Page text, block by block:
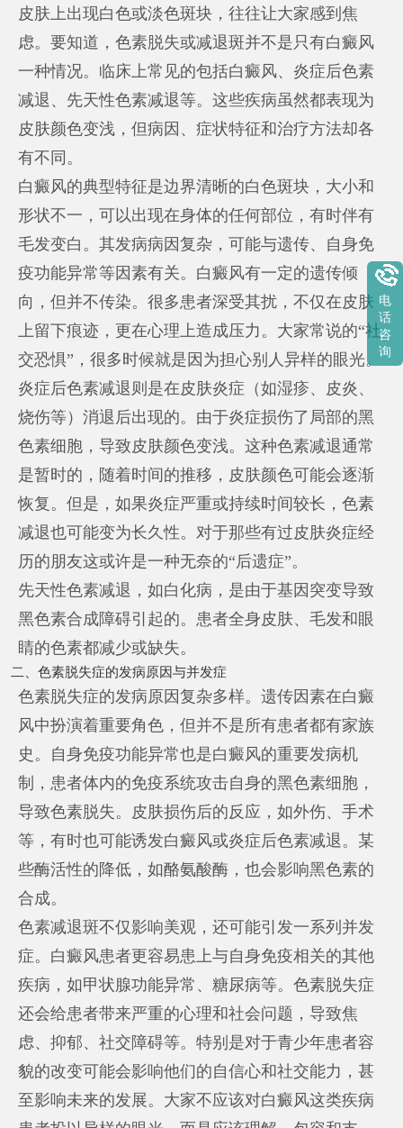
皮肤上出现白色或淡色斑块，往往让大家感到焦
虑。要知道，色素脱失或减退斑并不是只有白癜风
一种情况。临床上常见的包括白癜风、炎症后色素
减退、先天性色素减退等。这些疾病虽然都表现为
皮肤颜色变浅，但病因、症状特征和治疗方法却各
有不同。
白癜风的典型特征是边界清晰的白色斑块，大小和
形状不一，可以出现在身体的任何部位，有时伴有
毛发变白。其发病病因复杂，可能与遗传、自身免
疫功能异常等因素有关。白癜风有一定的遗传倾
向，但并不传染。很多患者深受其扰，不仅在皮肤
上留下痕迹，更在心理上造成压力。大家常说的“社
交恐惧”，很多时候就是因为担心别人异样的眼光。
炎症后色素减退则是在皮肤炎症（如湿疹、皮炎、
烧伤等）消退后出现的。由于炎症损伤了局部的黑
色素细胞，导致皮肤颜色变浅。这种色素减退通常
是暂时的，随着时间的推移，皮肤颜色可能会逐渐
恢复。但是，如果炎症严重或持续时间较长，色素
减退也可能变为长久性。对于那些有过皮肤炎症经
历的朋友这或许是一种无奈的“后遗症”。
先天性色素减退，如白化病，是由于基因突变导致
黑色素合成障碍引起的。患者全身皮肤、毛发和眼
睛的色素都减少或缺失。
二、色素脱失症的发病原因与并发症
色素脱失症的发病原因复杂多样。遗传因素在白癜
风中扮演着重要角色，但并不是所有患者都有家族
史。自身免疫功能异常也是白癜风的重要发病机
制，患者体内的免疫系统攻击自身的黑色素细胞，
导致色素脱失。皮肤损伤后的反应，如外伤、手术
等，有时也可能诱发白癜风或炎症后色素减退。某
些酶活性的降低，如酪氨酸酶，也会影响黑色素的
合成。
色素减退斑不仅影响美观，还可能引发一系列并发
症。白癜风患者更容易患上与自身免疫相关的其他
疾病，如甲状腺功能异常、糖尿病等。色素脱失症
还会给患者带来严重的心理和社会问题，导致焦
虑、抑郁、社交障碍等。特别是对于青少年患者容
貌的改变可能会影响他们的自信心和社交能力，甚
至影响未来的发展。大家不应该对白癜风这类疾病
电
话
咨
询